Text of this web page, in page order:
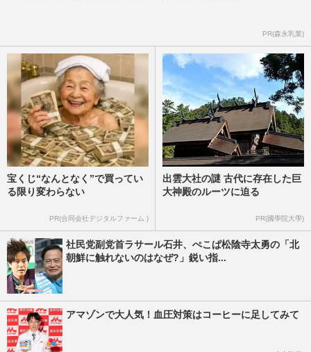
PR(森永乳業)
宝くじ“なんとなく”で買ってい
る限り変わらない
PR(合同会社デジタルファーム )
出雲大社の謎 古代に存在した巨
大神殿のルーツに迫る
PR(國學院大學)
社民党副党首ラサール石井、ぺこぱ松陰寺太勇の「北
朝鮮に触れないのはなぜ?」鋭い指...
アマゾンで大人気！血圧対策はコーヒーに足してみて